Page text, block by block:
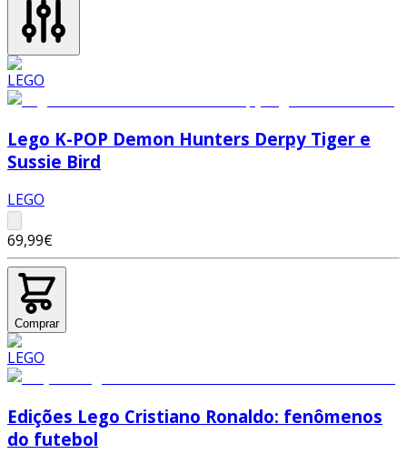
Lego K-POP Demon Hunters Derpy Tiger e
Sussie Bird
LEGO
69,99€
Comprar
Edições Lego Cristiano Ronaldo: fenômenos
do futebol